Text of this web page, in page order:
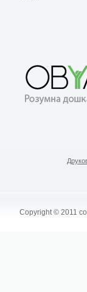
Copyright © 2011